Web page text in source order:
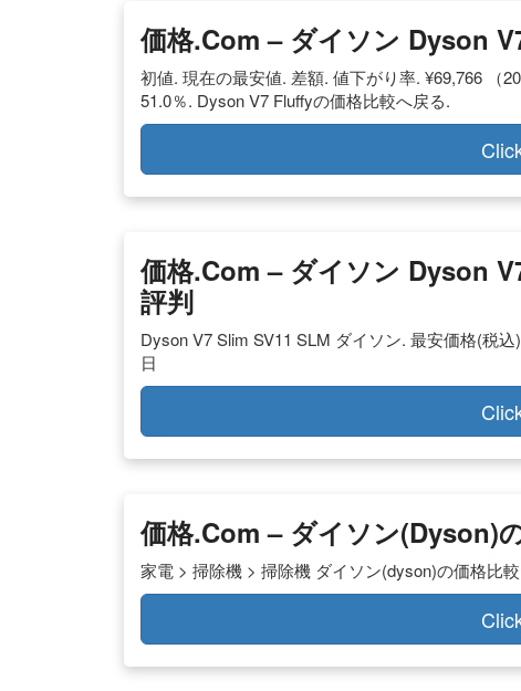
価格.com – ダイソン Dyson
初値. 現在の最安値. 差額. 値下がり率. ¥69,766 （
51.0％. Dyson V7 Fluffyの価格比較へ戻る.
価格.com – ダイソン Dyson
評判
Dyson V7 Slim SV11 SLM ダイソン. 最安価格(税
日
価格.com – ダイソン(dyson)
家電 > 掃除機 > 掃除機 ダイソン(dyson)の価格比